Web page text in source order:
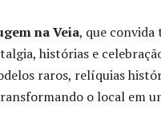
na Veia, que convida
histórias e
raros, relíquias
o local em